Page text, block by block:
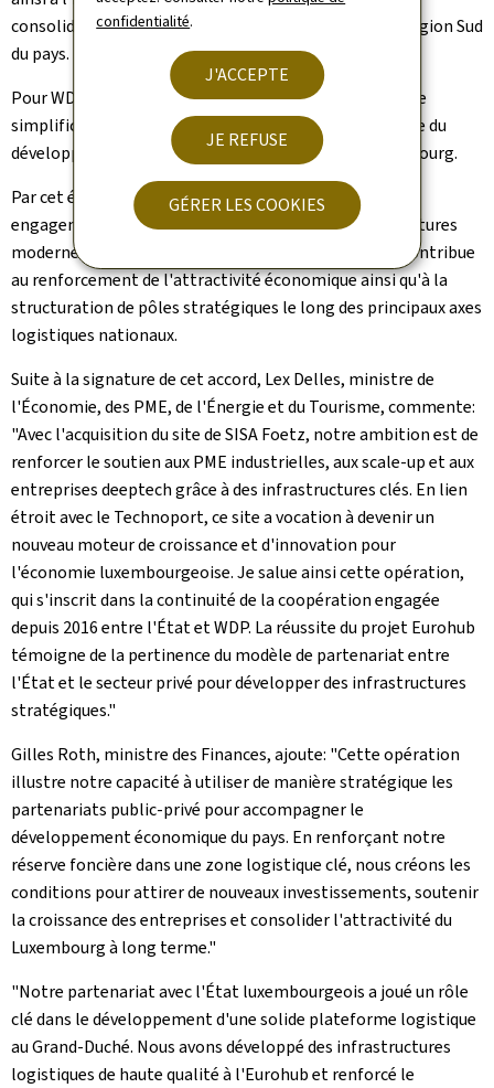
confidentialité.
J'ACCEPTE
JE REFUSE
GÉRER LES COOKIES
consolidant les infrastructures d'innovation dans la région Sud
du pays.
Pour WDP, cette opération s'inscrit dans une logique de
simplification de la structure du groupe et de poursuite du
développement de ses activités logistiques au Luxembourg.
Par cet échange, l'État luxembourgeois réaffirme son
engagement en faveur du développement d'infrastructures
modernes, adaptées aux besoins des entreprises, et contribue
au renforcement de l'attractivité économique ainsi qu'à la
structuration de pôles stratégiques le long des principaux axes
logistiques nationaux.
Suite à la signature de cet accord, Lex Delles, ministre de
l'Économie, des PME, de l'Énergie et du Tourisme, commente:
"Avec l'acquisition du site de SISA Foetz, notre ambition est de
renforcer le soutien aux PME industrielles, aux scale-up et aux
entreprises deeptech grâce à des infrastructures clés. En lien
étroit avec le Technoport, ce site a vocation à devenir un
nouveau moteur de croissance et d'innovation pour
l'économie luxembourgeoise. Je salue ainsi cette opération,
qui s'inscrit dans la continuité de la coopération engagée
depuis 2016 entre l'État et WDP. La réussite du projet Eurohub
témoigne de la pertinence du modèle de partenariat entre
l'État et le secteur privé pour développer des infrastructures
stratégiques."
Gilles Roth, ministre des Finances, ajoute: "Cette opération
illustre notre capacité à utiliser de manière stratégique les
partenariats public-privé pour accompagner le
développement économique du pays. En renforçant notre
réserve foncière dans une zone logistique clé, nous créons les
conditions pour attirer de nouveaux investissements, soutenir
la croissance des entreprises et consolider l'attractivité du
Luxembourg à long terme."
"Notre partenariat avec l'État luxembourgeois a joué un rôle
clé dans le développement d'une solide plateforme logistique
au Grand-Duché. Nous avons développé des infrastructures
logistiques de haute qualité à l'Eurohub et renforcé le